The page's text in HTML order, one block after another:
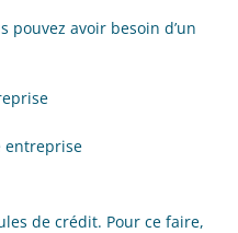
pouvez avoir besoin d’un
entreprise
de crédit. Pour ce faire,